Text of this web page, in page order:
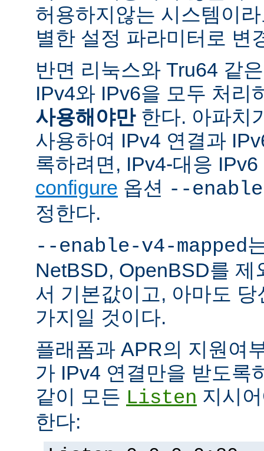
허용하지않는 시스템이
별한 설정 파라미터로 변
반면 리눅스와 Tru64 같
IPv4와 IPv6을 모두 처리
사용해야만한다. 아파치
사용하여 IPv4 연결과
록하려면, IPv4-대응
configure 옵션 --
정한다.
--enable-v4-mapped
NetBSD, OpenBSD를 제
서 기본값이고, 아마도
가지일 것이다.
플래폼과 APR의 지원여
가 IPv4 연결만을 받도록
같이 모든 Listen 지시
한다: